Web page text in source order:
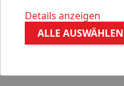
Details anzeigen
ALLE